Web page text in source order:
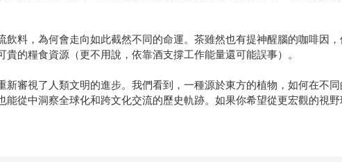
料，為何會走向如此截然不同的命運。茶雖然也有提神醒腦的咖啡因
的糧食資源（更不用說，依靠酒支撐工作能量還可能誤事）。
新審視了人類文明的進步。我們看到，一種源於東方的植物，如何在不
從中洞察全球化和跨文化交流的歷史軌跡。如果你希望從更宏觀的視